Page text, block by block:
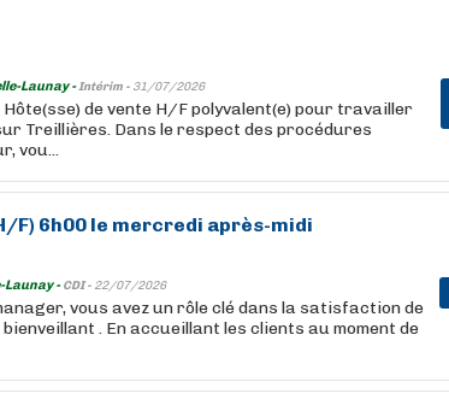
Launay -Intérim - 31/07/2026
de vente H/F polyvalent(e) pour travailler
Treillières. Dans le respect des procédures
vou...
F) 6h00 le mercredi après-midi
Launay -CDI - 22/07/2026
vous avez un rôle clé dans la satisfaction de
. En accueillant les clients au moment de